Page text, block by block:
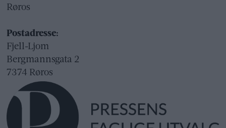
Røros
Postadresse:
Fjell-Ljom
Bergmannsgata 2
7374 Røros